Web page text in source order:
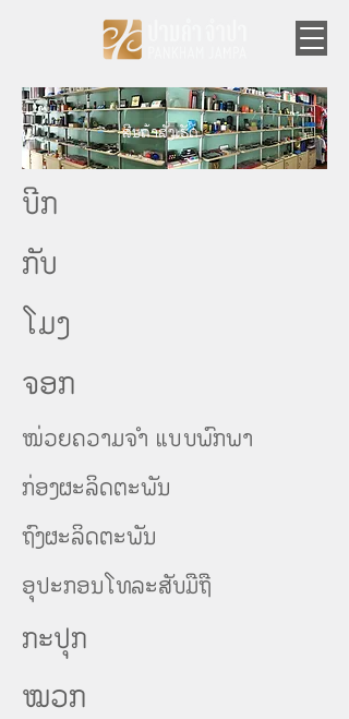
ຈອກ ສີນຄ້າສັ່ງເຮັດ
ບີກ
ກັບ
ໂມງ
ຈອກ
ໜ່ວຍຄວາມຈຳ ແບບພົກພາ
ກ່ອງຜະລິດຕະພັນ
ຖົງຜະລິດຕະພັນ
ອຸປະກອນໂທລະສັບມືຖື
ກະປຸກ
ໝວກ